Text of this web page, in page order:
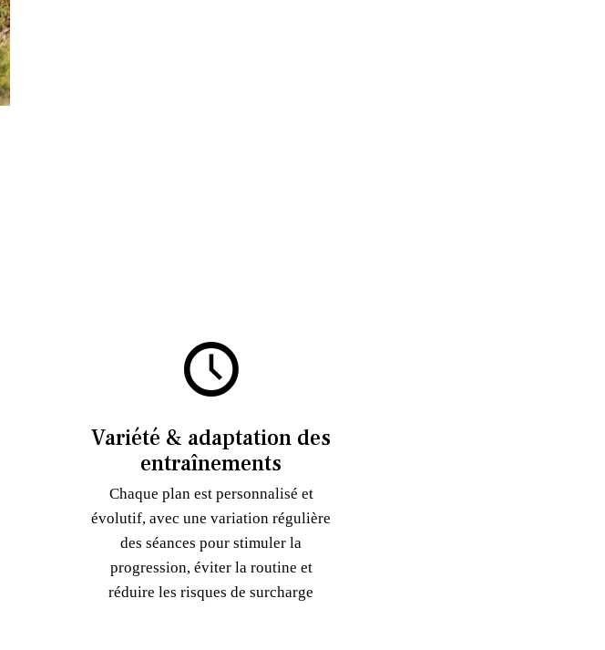
Variété & adaptation des
entraînements
Chaque plan est personnalisé et
évolutif, avec une variation régulière
des séances pour stimuler la
progression, éviter la routine et
réduire les risques de surcharge